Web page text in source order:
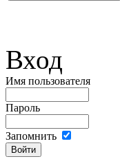
Вход
Имя пользователя
Пароль
Запомнить